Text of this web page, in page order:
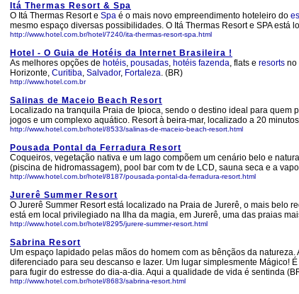
Itá Thermas Resort & Spa
O Itá Thermas Resort e Spa é o mais novo empreendimento hoteleiro do
mesmo espaço diversas possibilidades. O Itá Thermas Resort e SPA
http://www.hotel.com.br/hotel/7240/ita-thermas-resort-spa.html
Hotel - O Guia de Hotéis da Internet Brasileira !
As melhores opções de hotéis, pousadas, hotéis fazenda, flats e resorts no
Horizonte, Curitiba, Salvador, Fortaleza. (BR)
http://www.hotel.com.br
Salinas de Maceio Beach Resort
Localizado na tranquila Praia de Ipioca, sendo o destino ideal para quem
jogos e um complexo aquático. Resort à beira-mar, localizado a 20
http://www.hotel.com.br/hotel/8533/salinas-de-maceio-beach-resort.html
Pousada Pontal da Ferradura Resort
Coqueiros, vegetação nativa e um lago compõem um cenário belo e
(piscina de hidromassagem), pool bar com tv de LCD, sauna seca e a
http://www.hotel.com.br/hotel/8187/pousada-pontal-da-ferradura-resort.html
Jurerê Summer Resort
O Jurerê Summer Resort está localizado na Praia de Jurerê, o mais belo
está em local privilegiado na Ilha da magia, em Jurerê, uma das praias
http://www.hotel.com.br/hotel/8295/jurere-summer-resort.html
Sabrina Resort
Um espaço lapidado pelas mãos do homem com as bênçãos da
diferenciado para seu descanso e lazer. Um lugar simplesmente Mágico!
para fugir do estresse do dia-a-dia. Aqui a qualidade de vida é sentinda
http://www.hotel.com.br/hotel/8683/sabrina-resort.html